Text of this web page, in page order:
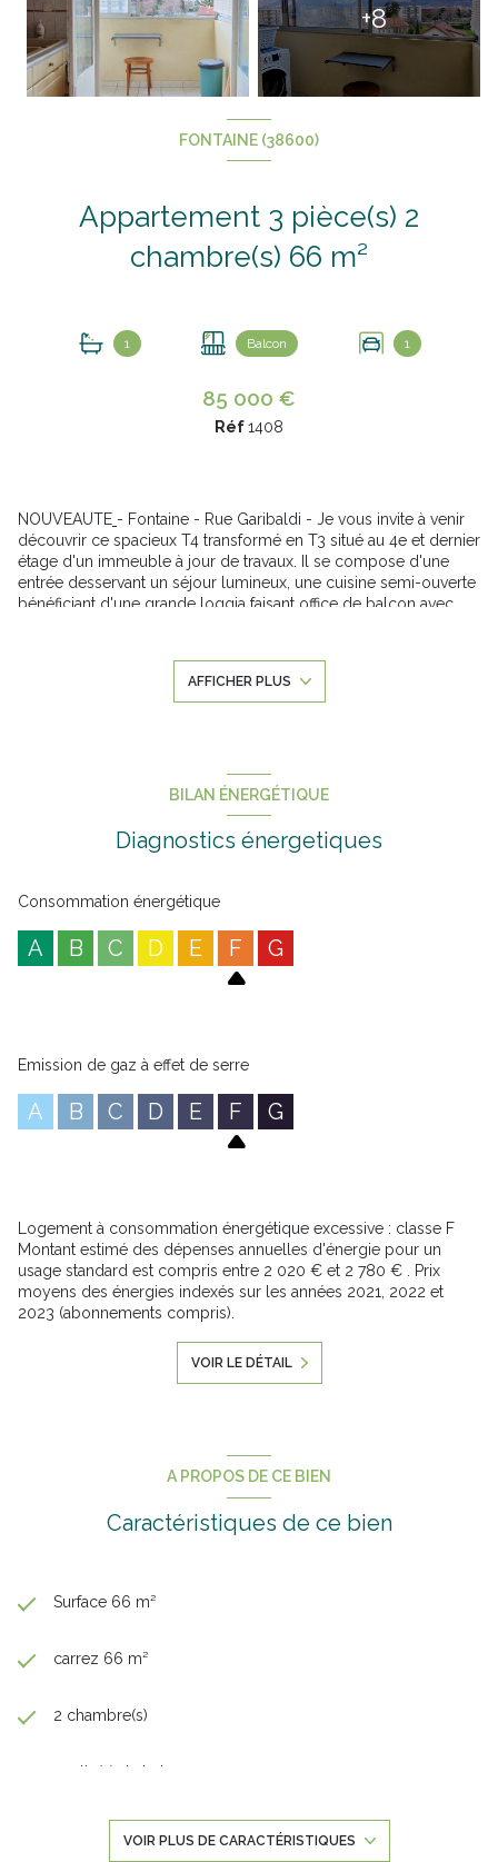
+8
FONTAINE (38600)
Appartement 3 pièce(s) 2
chambre(s) 66 m²
1 Balcon 1
85 000 €
Réf1408
NOUVEAUTE - Fontaine - Rue Garibaldi - Je vous invite à venir
découvrir ce spacieux T4 transformé en T3 situé au 4e et dernier
étage d'un immeuble à jour de travaux. Il se compose d'une
entrée desservant un séjour lumineux, une cuisine semi-ouverte
bénéficiant d'une grande loggia faisant office de balcon avec
separé. Possibilité d'acquérir un garage situé au pied de
l'immeuble. Une cave vient compléter ce bien. Travaux à prévoir
part annuel des charges incluant le garage : 1 100€ / an.
Annonce proposée par un agent commercial
Les informations sur les risques auxquels ce bien est exposé
sont disponibles sur le site
Géorisques
AFFICHER PLUS
BILAN ÉNERGÉTIQUE
Diagnostics énergetiques
Consommation énergétique
A B C D E F G
Emission de gaz à effet de serre
A B C D E F G
Logement à consommation énergétique excessive : classe F
Montant estimé des dépenses annuelles d'énergie pour un
usage standard est compris entre 2 020 € et 2 780 € . Prix
moyens des énergies indexés sur les années 2021, 2022 et
2023 (abonnements compris).
VOIR LE DÉTAIL
A PROPOS DE CE BIEN
Caractéristiques de ce bien
Surface 66 m²
carrez 66 m²
2 chambre(s)
1 salle(s) de bain
VOIR PLUS DE CARACTÉRISTIQUES